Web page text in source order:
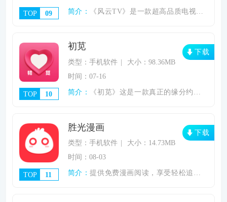
TOP 09
简介：
《风云TV》是一款超高品质电视直播软件，
TOP 10
初苋
类型：手机软件
大小：98.36MB
时间：07-16
简介：
《初苋》这是一款真正的缘分约会软件，为中
下载
TOP 11
胜光漫画
类型：手机软件
大小：14.73MB
时间：08-03
简介：提供免费漫画阅读，享受轻松追漫体验。《胜
下载